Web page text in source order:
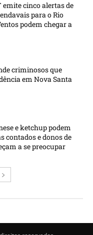
emite cinco alertas de
para o Rio
podem chegar a
criminosos que
em Nova Santa
e ketchup podem
contados e donos de
a se preocupar